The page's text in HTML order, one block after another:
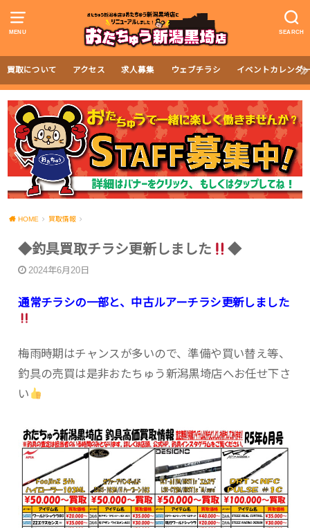
MENU SEARCH
買取について アクセス 求人募集 ウェブチラシ イベントカレンダ
HOME 買取情報
◆釣具買取チラシ更新しました ◆
2024年6月20日
通常チラシの一部と、中古ルアーチラシ更新しました
梅雨時期はチャンスが多いので、準備や買い替え等、
釣具の売買は是非おたちゅう新潟黒埼店へお任せ下さ
い